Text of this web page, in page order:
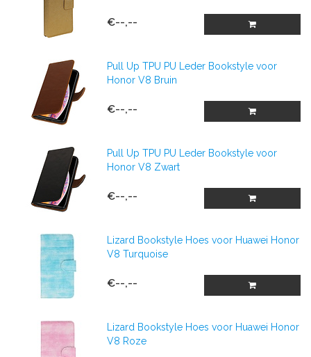
€--,--
Pull Up TPU PU Leder Bookstyle voor
Honor V8 Bruin
€--,--
Pull Up TPU PU Leder Bookstyle voor
Honor V8 Zwart
€--,--
Lizard Bookstyle Hoes voor Huawei Honor
V8 Turquoise
€--,--
Lizard Bookstyle Hoes voor Huawei Honor
V8 Roze